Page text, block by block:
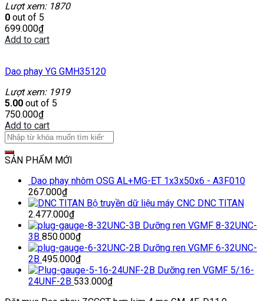
Lượt xem: 1870
0 out of 5
699.000₫
Add to cart
Dao phay YG GMH35120
Lượt xem: 1919
5.00 out of 5
750.000₫
Add to cart
SẢN PHẨM MỚI
Dao phay nhôm OSG AL+MG-ET 1x3x50x6 - A3F010
267.000₫
Bộ truyền dữ liệu máy CNC DNC TITAN
2.477.000₫
Dưỡng ren VGMF 8-32UNC-
3B 850.000₫
Dưỡng ren VGMF 6-32UNC-
2B 495.000₫
Dưỡng ren VGMF 5/16-
24UNF-2B 533.000₫